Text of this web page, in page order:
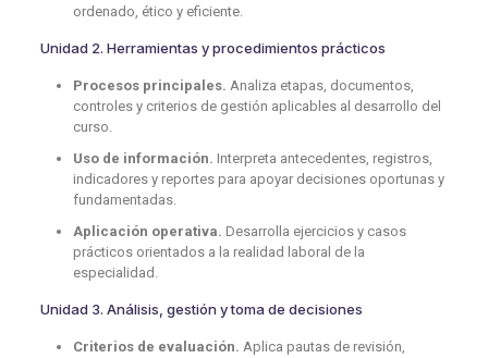
ordenado, ético y eficiente.
Unidad 2. Herramientas y procedimientos prácticos
Procesos principales. Analiza etapas, documentos,
controles y criterios de gestión aplicables al desarrollo del
curso.
Uso de información. Interpreta antecedentes, registros,
indicadores y reportes para apoyar decisiones oportunas y
fundamentadas.
Aplicación operativa. Desarrolla ejercicios y casos
prácticos orientados a la realidad laboral de la
especialidad.
Unidad 3. Análisis, gestión y toma de decisiones
Criterios de evaluación. Aplica pautas de revisión,